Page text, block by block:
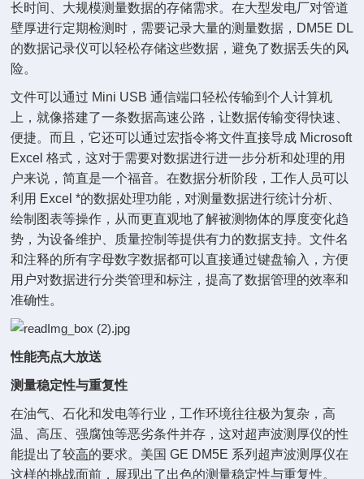
长时间、大规模测量数据的存储需求。在大型发电厂对管道
壁厚进行定期检测时，需要记录大量的测量数据，DM5E DL
的数据记录仪可以轻松存储这些数据，避免了数据丢失的风
险。
文件可以通过 Mini USB 通信端口轻松传输到个人计算机
上，就像搭建了一条数据高速公路，让数据传输变得快速、
便捷。而且，它还可以通过宏指令将文件直接导成 Microsoft
Excel 格式，这对于需要对数据进行进一步分析和处理的用
户来说，简直是一个福音。在数据分析阶段，工作人员可以
利用 Excel *的数据处理功能，对测量数据进行统计分析、
绘制图表等操作，从而更直观地了解被测物体的厚度变化趋
势，为设备维护、质量控制等提供有力的数据支持。文件名
和注释的所有字母数字数据都可以直接通过键盘输入，方便
用户对数据进行分类管理和标注，提高了数据管理的效率和
准确性。
性能亮点大放送
测量稳定性与重复性
在油气、石化和发电等行业，工作环境往往极为复杂，高
温、高压、强腐蚀等恶劣条件并存，这对超声波测厚仪的性
能提出了较高的要求。美国 GE DM5E 系列超声波测厚仪在
这样的挑战面前，展现出了出色的测量稳定性与重复性。